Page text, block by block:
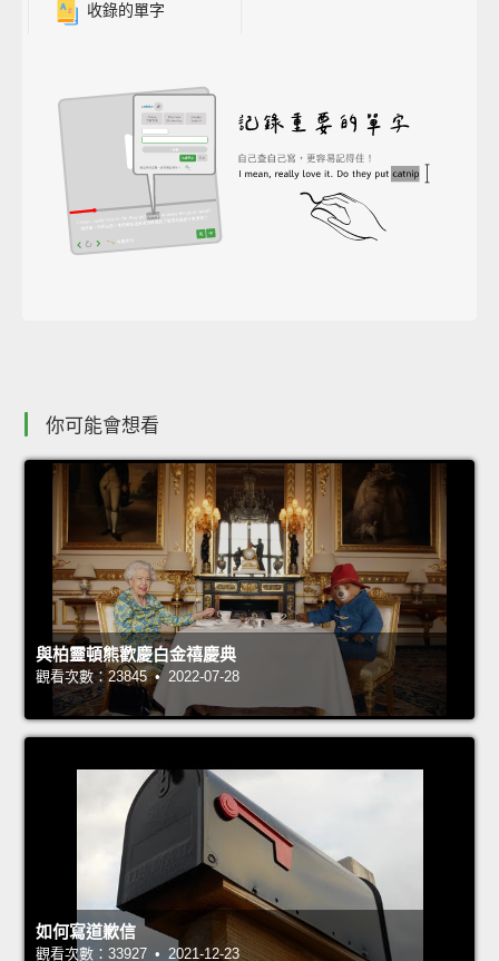
收錄的單字
你可能會想看
與柏靈頓熊歡慶白金禧慶典
觀看次數：23845 • 2022-07-28
如何寫道歉信
觀看次數：33927 • 2021-12-23